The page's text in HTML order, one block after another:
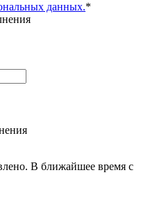
данных.*
В ближайшее время с